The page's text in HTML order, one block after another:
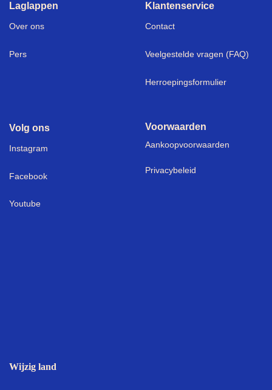
Laglappen
Over ons
Pers
Klantenservice
Contact
Veelgestelde vragen (FAQ)
Herroepingsformulier
Volg ons
Instagram
Facebook
Youtube
Voorwaarden
Aankoopvoorwaarden
Privacybeleid
Wijzig land